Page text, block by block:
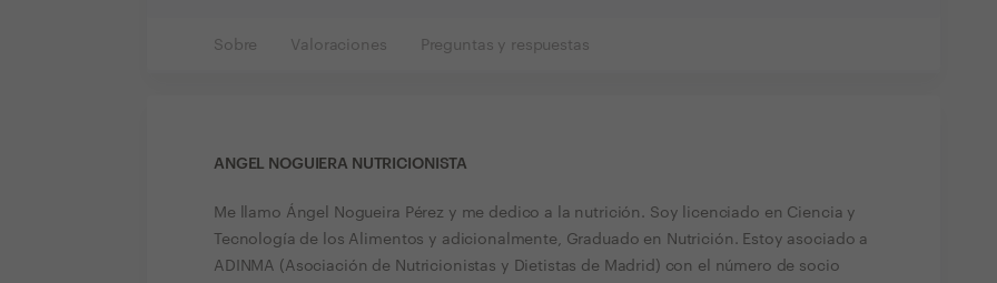
Sobre Valoraciones Preguntas y respuestas
ANGEL NOGUIERA NUTRICIONISTA
Me llamo Ángel Nogueira Pérez y me dedico a la nutrición. Soy licenciado en Ciencia y
Tecnología de los Alimentos y adicionalmente, Graduado en Nutrición. Estoy asociado a
ADINMA (Asociación de Nutricionistas y Dietistas de Madrid) con el número de socio